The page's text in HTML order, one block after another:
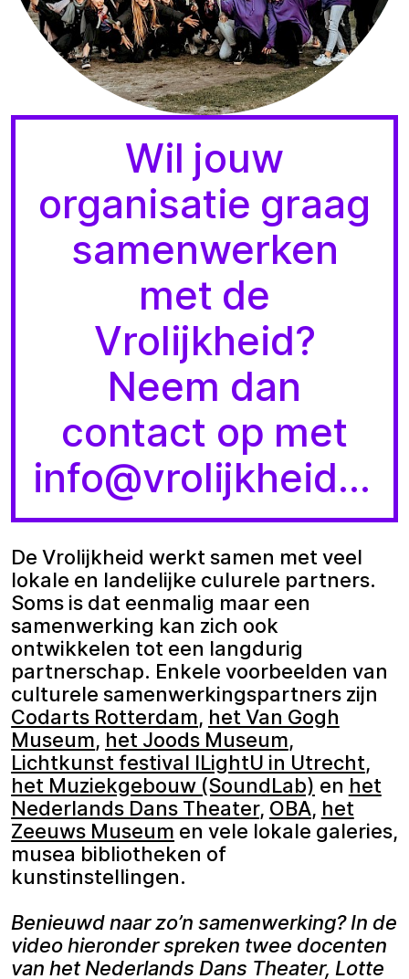
Wil jouw
organisatie graag
samenwerken
met de
Vrolijkheid?
Neem dan
contact op met
info@vrolijkheid.nl.
De Vrolijkheid werkt samen met veel
lokale en landelijke culurele partners.
Soms is dat eenmalig maar een
samenwerking kan zich ook
ontwikkelen tot een langdurig
partnerschap. Enkele voorbeelden van
culturele samenwerkingspartners zijn
Codarts Rotterdam, het Van Gogh
Museum, het Joods Museum,
Lichtkunst festival ILightU in Utrecht,
het Muziekgebouw (SoundLab) en het
Nederlands Dans Theater, OBA, het
Zeeuws Museum en vele lokale galeries,
musea bibliotheken of
kunstinstellingen.
Benieuwd naar zo’n samenwerking? In de
video hieronder spreken twee docenten
van het Nederlands Dans Theater, Lotte